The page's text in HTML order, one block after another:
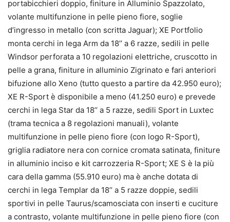
portabicchieri doppio, finiture in Alluminio Spazzolato,
volante multifunzione in pelle pieno fiore, soglie
d’ingresso in metallo (con scritta Jaguar); XE Portfolio
monta cerchi in lega Arm da 18’’ a 6 razze, sedili in pelle
Windsor perforata a 10 regolazioni elettriche, cruscotto in
pelle a grana, finiture in alluminio Zigrinato e fari anteriori
bifuzione allo Xeno (tutto questo a partire da 42.950 euro);
XE R-Sport è disponibile a meno (41.250 euro) e prevede
cerchi in lega Star da 18’’ a 5 razze, sedili Sport in Luxtec
(trama tecnica a 8 regolazioni manuali), volante
multifunzione in pelle pieno fiore (con logo R-Sport),
griglia radiatore nera con cornice cromata satinata, finiture
in alluminio inciso e kit carrozzeria R-Sport; XE S è la più
cara della gamma (55.910 euro) ma è anche dotata di
cerchi in lega Templar da 18’’ a 5 razze doppie, sedili
sportivi in pelle Taurus/scamosciata con inserti e cuciture
a contrasto, volante multifunzione in pelle pieno fiore (con